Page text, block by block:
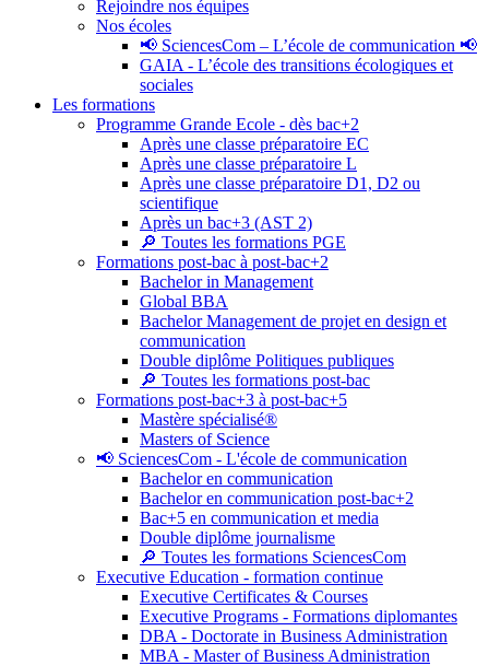
Rejoindre nos équipes
Nos écoles
📢 SciencesCom – L’école de communication 📢
GAIA - L’école des transitions écologiques et
sociales
Les formations
Programme Grande Ecole - dès bac+2
Après une classe préparatoire EC
Après une classe préparatoire L
Après une classe préparatoire D1, D2 ou
scientifique
Après un bac+3 (AST 2)
🔎 Toutes les formations PGE
Formations post-bac à post-bac+2
Bachelor in Management
Global BBA
Bachelor Management de projet en design et
communication
Double diplôme Politiques publiques
🔎 Toutes les formations post-bac
Formations post-bac+3 à post-bac+5
Mastère spécialisé®
Masters of Science
📢 SciencesCom - L'école de communication
Bachelor en communication
Bachelor en communication post-bac+2
Bac+5 en communication et media
Double diplôme journalisme
🔎 Toutes les formations SciencesCom
Executive Education - formation continue
Executive Certificates & Courses
Executive Programs - Formations diplomantes
DBA - Doctorate in Business Administration
MBA - Master of Business Administration